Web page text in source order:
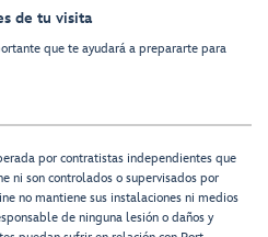
de tu visita
que te ayudará a prepararte para
por contratistas independientes que
ni son controlados o supervisados por
no mantiene sus instalaciones ni medios
de ninguna lesión o daños y